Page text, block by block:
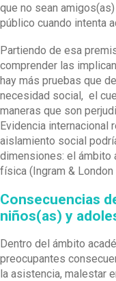
que no sean
público cuando intenta
Partiendo de esa
comprender las
hay más pruebas que
necesidad social, el
maneras que son
Evidencia
aislamiento social
dimensiones: el ámbito
física (Ingram & London
Consecuencias
niños(as) y
Dentro del ámbito
preocupantes
la asistencia, malestar